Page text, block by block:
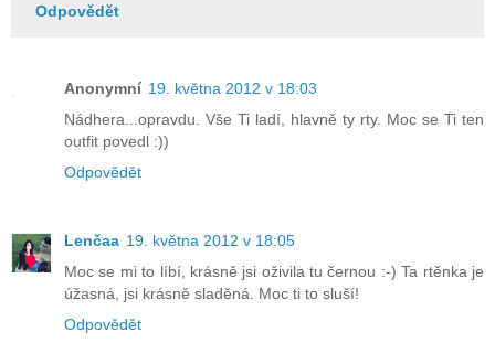
Odpovědět
Anonymní 19. května 2012 v 18:03
Nádhera...opravdu. Vše Ti ladí, hlavně ty rty. Moc se Ti ten
outfit povedl :))
Odpovědět
Lenčaa 19. května 2012 v 18:05
Moc se mi to líbí, krásně jsi oživila tu černou :-) Ta rtěnka je
úžasná, jsi krásně sladěná. Moc ti to sluší!
Odpovědět